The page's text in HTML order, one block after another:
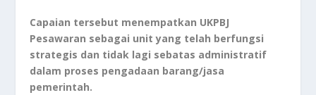
Capaian tersebut menempatkan UKPBJ
Pesawaran sebagai unit yang telah berfungsi
strategis dan tidak lagi sebatas administratif
dalam proses pengadaan barang/jasa
pemerintah.